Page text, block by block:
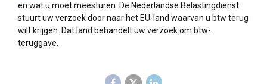
en wat u moet meesturen. De Nederlandse Belastingdienst
stuurt uw verzoek door naar het EU-land waarvan u btw terug
wilt krijgen. Dat land behandelt uw verzoek om btw-
teruggave.